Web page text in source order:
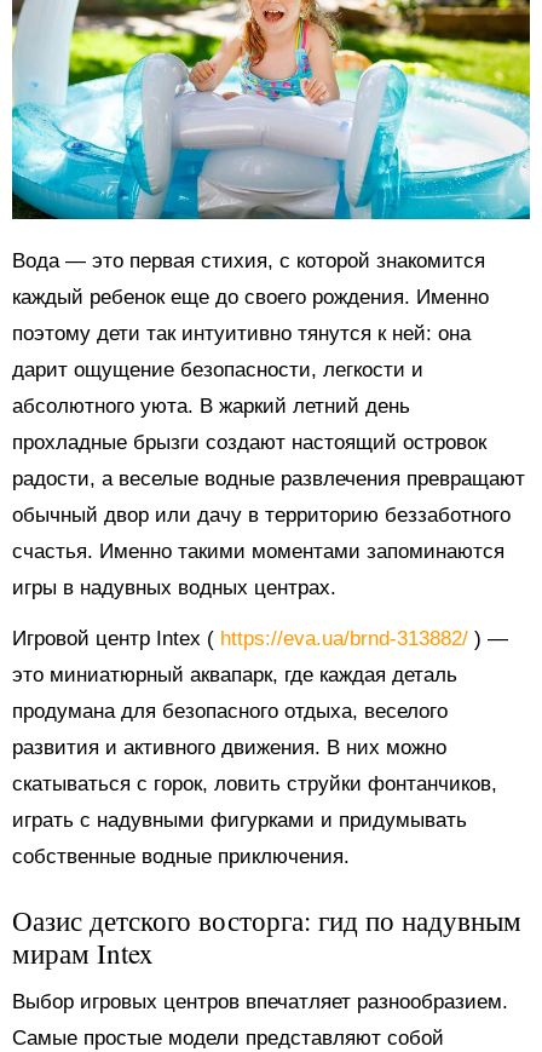
Вода — это первая стихия, с которой знакомится
каждый ребенок еще до своего рождения. Именно
поэтому дети так интуитивно тянутся к ней: она
дарит ощущение безопасности, легкости и
абсолютного уюта. В жаркий летний день
прохладные брызги создают настоящий островок
радости, а веселые водные развлечения превращают
обычный двор или дачу в территорию беззаботного
счастья. Именно такими моментами запоминаются
игры в надувных водных центрах.
Игровой центр Intex ( https://eva.ua/brnd-313882/ ) —
это миниатюрный аквапарк, где каждая деталь
продумана для безопасного отдыха, веселого
развития и активного движения. В них можно
скатываться с горок, ловить струйки фонтанчиков,
играть с надувными фигурками и придумывать
собственные водные приключения.
Оазис детского восторга: гид по надувным
мирам Intex
Выбор игровых центров впечатляет разнообразием.
Самые простые модели представляют собой